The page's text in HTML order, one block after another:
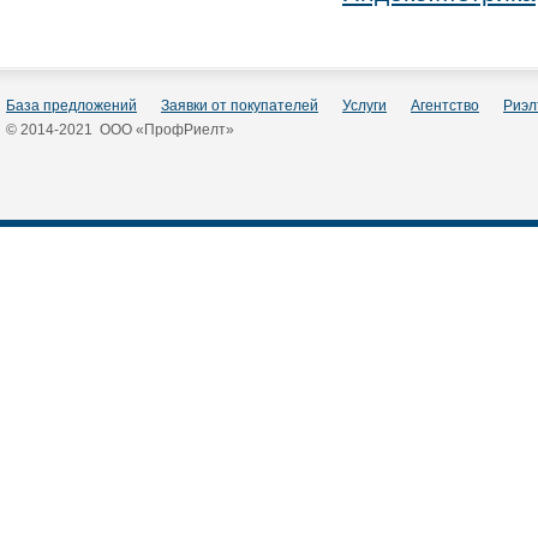
База предложений Заявки от покупателей Услуги Агентство
© 2014-2021 ООО «ПрофРиелт»